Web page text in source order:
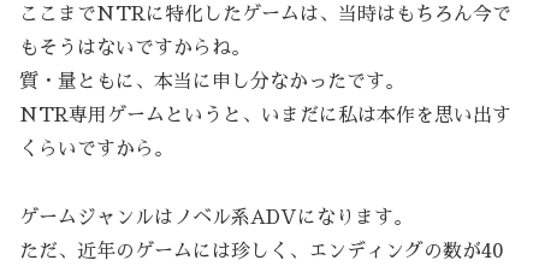
ここまでNTRに特化したゲームは、当時はもちろん今で
もそうはないですからね。
質・量ともに、本当に申し分なかったです。
NTR専用ゲームというと、いまだに私は本作を思い出す
くらいですから。
ゲームジャンルはノベル系ADVになります。
ただ、近年のゲームには珍しく、エンディングの数が40